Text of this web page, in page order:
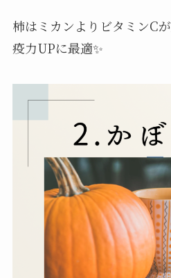
柿はミカンよりビタミンC
疫力UPに最適✨